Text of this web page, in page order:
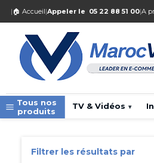
| 🏠 Accueil|Appeler le 05 22 88 51 00|A
Tous nos
produits
TV & Vidéos ▾
Filtrer les résultats par